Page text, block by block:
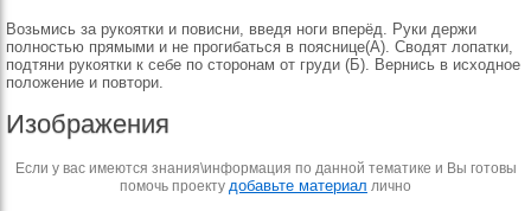
Возьмись за рукоятки и повисни, введя ноги вперёд. Руки держи
полностью прямыми и не прогибаться в пояснице(А). Сводят лопатки,
подтяни рукоятки к себе по сторонам от груди (Б). Вернись в исходное
положение и повтори.
Изображения
Если у вас имеются знания\информация по данной тематике и Вы готовы
помочь проекту добавьте материал лично